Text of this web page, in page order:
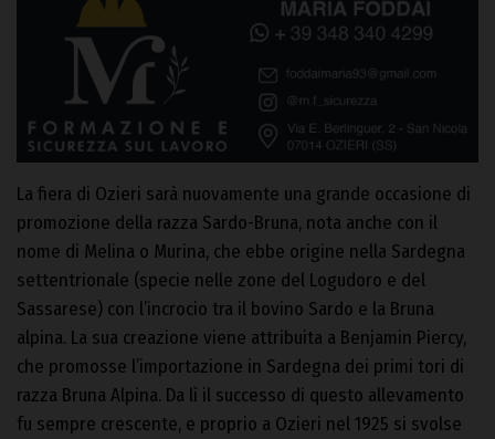
La fiera di Ozieri sarà nuovamente una grande occasione di
promozione della razza Sardo-Bruna, nota anche con il
nome di Melina o Murina, che ebbe origine nella Sardegna
settentrionale (specie nelle zone del Logudoro e del
Sassarese) con l’incrocio tra il bovino Sardo e la Bruna
alpina. La sua creazione viene attribuita a Benjamin Piercy,
che promosse l’importazione in Sardegna dei primi tori di
razza Bruna Alpina. Da lì il successo di questo allevamento
fu sempre crescente, e proprio a Ozieri nel 1925 si svolse